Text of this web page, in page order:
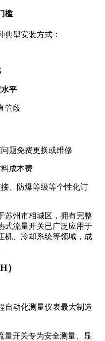
槛
典型安装方式：
平
管段
题免费更换或维修
成本费
、防爆等级等个性化订
苏州市相城区，拥有完整
式流量开关已广泛应用于
机、冷却系统等领域，成
）
自动化测量仪表最大制造
量开关专为安全测量、显